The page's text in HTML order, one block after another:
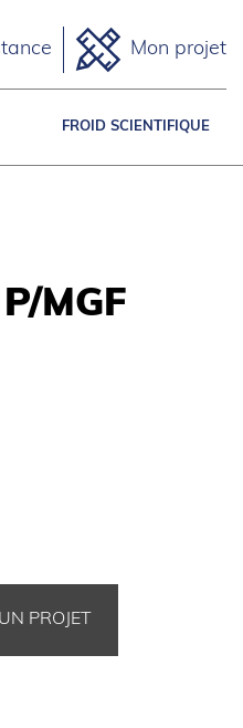
Mon projet
FROID SCIENTIFIQUE
MGF
PROJET